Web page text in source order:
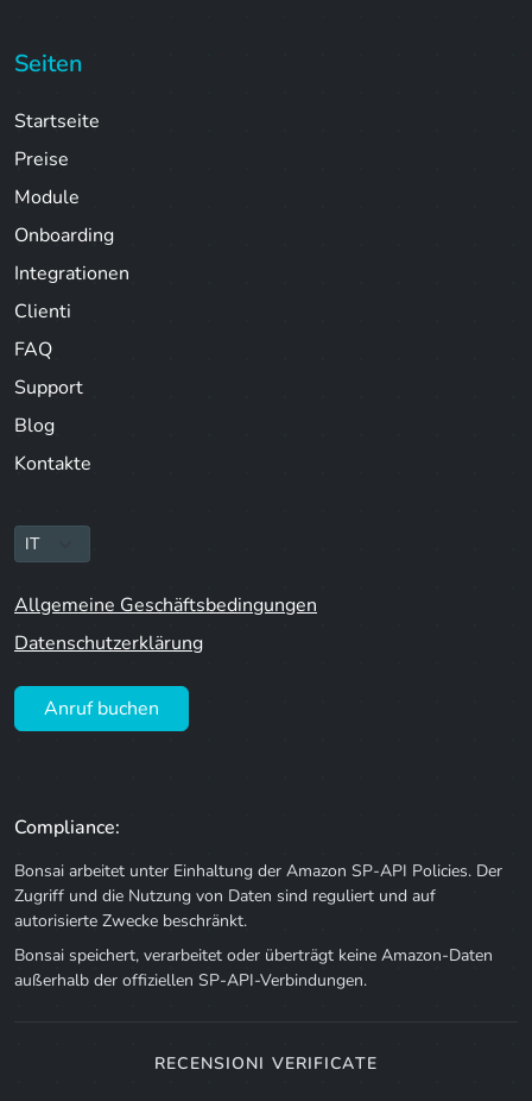
Seiten
Startseite
Preise
Module
Onboarding
Integrationen
Clienti
FAQ
Support
Blog
Kontakte
Allgemeine Geschäftsbedingungen
Datenschutzerklärung
Anruf buchen
Compliance:
Bonsai arbeitet unter Einhaltung der Amazon SP-API Policies. Der
Zugriff und die Nutzung von Daten sind reguliert und auf
autorisierte Zwecke beschränkt.
Bonsai speichert, verarbeitet oder überträgt keine Amazon-Daten
außerhalb der offiziellen SP-API-Verbindungen.
RECENSIONI VERIFICATE